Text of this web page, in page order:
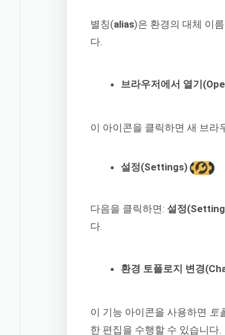
별칭(alias)은 환경의 대체 이
다.
브라우저에서 열기
이 아이콘을 클릭하면 새 브라
설정(Settings)
다음을 클릭하면: 설정
다.
환경 토폴로지 변경
이 기능 아이콘을 사용하면 토
한 편집을 수행할 수 있습니다